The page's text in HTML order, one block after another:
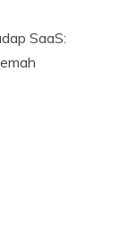
SaaS: